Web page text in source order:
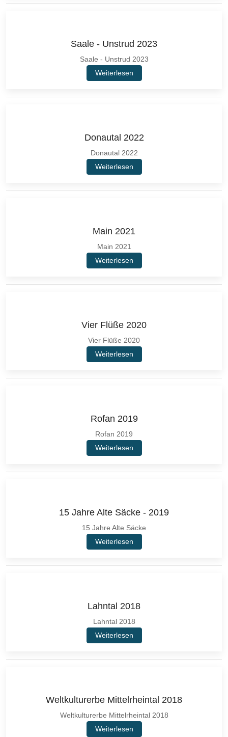
Saale - Unstrud 2023
Saale - Unstrud 2023
Weiterlesen
Donautal 2022
Donautal 2022
Weiterlesen
Main 2021
Main 2021
Weiterlesen
Vier Flüße 2020
Vier Flüße 2020
Weiterlesen
Rofan 2019
Rofan 2019
Weiterlesen
15 Jahre Alte Säcke - 2019
15 Jahre Alte Säcke
Weiterlesen
Lahntal 2018
Lahntal 2018
Weiterlesen
Weltkulturerbe Mittelrheintal 2018
Weltkulturerbe Mittelrheintal 2018
Weiterlesen